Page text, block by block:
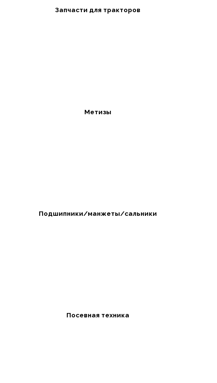
Запчасти для тракторов
Метизы
Подшипники/манжеты/сальники
Посевная техника